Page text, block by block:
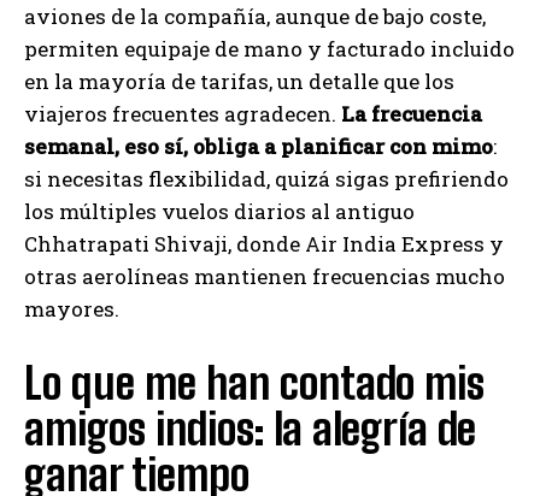
aviones de la compañía, aunque de bajo coste,
permiten equipaje de mano y facturado incluido
en la mayoría de tarifas, un detalle que los
viajeros frecuentes agradecen. La frecuencia
semanal, eso sí, obliga a planificar con mimo:
si necesitas flexibilidad, quizá sigas prefiriendo
los múltiples vuelos diarios al antiguo
Chhatrapati Shivaji, donde Air India Express y
otras aerolíneas mantienen frecuencias mucho
mayores.
Lo que me han contado mis
amigos indios: la alegría de
ganar tiempo